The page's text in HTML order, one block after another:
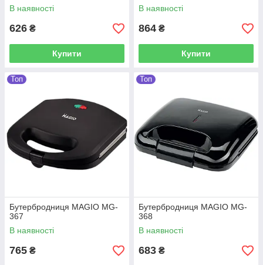
В наявності
626 ₴
Купити
В наявності
864 ₴
Купити
Топ
Бутербродниця MAGIO MG-
367
В наявності
765 ₴
Топ
Бутербродниця MAGIO MG-
368
В наявності
683 ₴